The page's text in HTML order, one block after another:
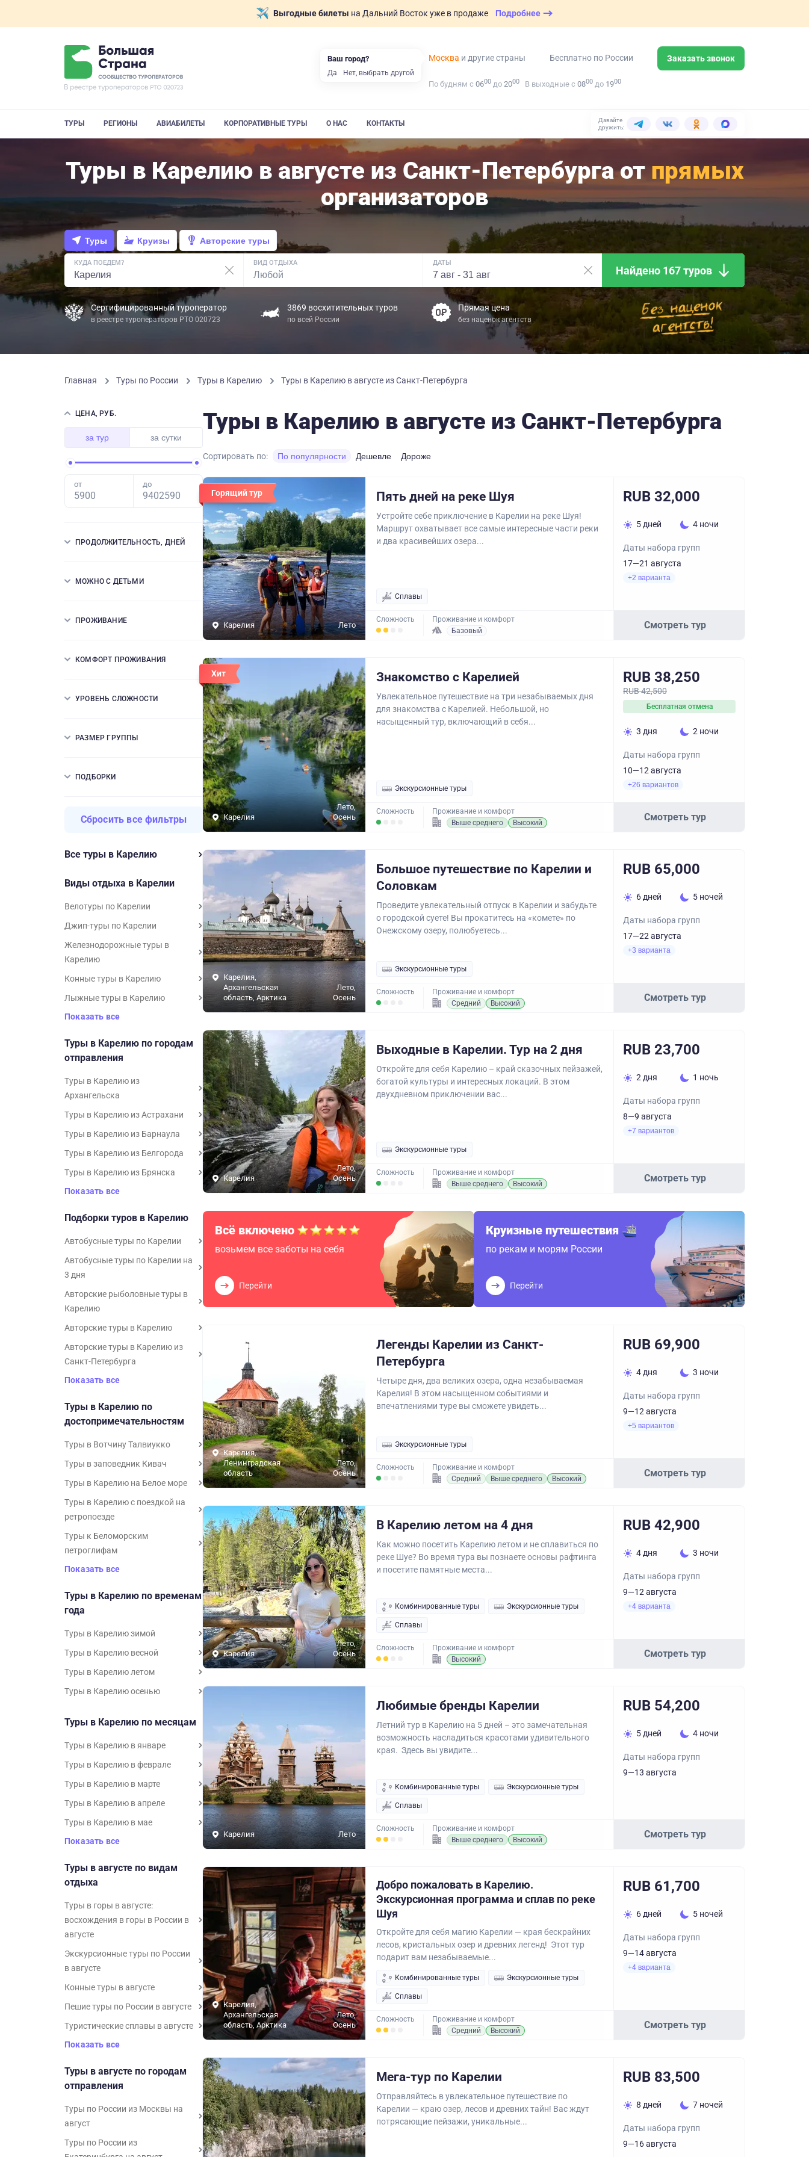
Выгодные билеты на Дальний Восток уже в продаже Подробнее
Москва и другие страны Бесплатно по России Заказать звонок
По будням с 0600 до 2000 В выходные с 0800 до 1900
ТУРЫ РЕГИОНЫ АВИАБИЛЕТЫ КОРПОРАТИВНЫЕ ТУРЫ О НАС КОНТАКТЫ
Давайте
дружить:
Туры в Карелию в августе из Санкт-Петербурга отпрямых
организаторов
Туры Круизы Авторские туры
КУДА ПОЕДЕМ? ВИД ОТДЫХА ДАТЫ
Найдено 167 туров
Сертифицированный туроператор
в реестре туроператоров РТО 020723
3869 восхитительных туров
по всей России
Прямая цена
без наценок агентств
Главная Туры по России Туры в Карелию Туры в Карелию в августе из Санкт-Петербурга
ЦЕНА, РУБ.
за тур за сутки
от до
ПРОДОЛЖИТЕЛЬНОСТЬ, ДНЕЙ
МОЖНО С ДЕТЬМИ
ПРОЖИВАНИЕ
КОМФОРТ ПРОЖИВАНИЯ
УРОВЕНЬ СЛОЖНОСТИ
РАЗМЕР ГРУППЫ
ПОДБОРКИ
Сбросить все фильтры
Все туры в Карелию
Виды отдыха в Карелии
Велотуры по Карелии
Джип-туры по Карелии
Железнодорожные туры в
Карелию
Конные туры в Карелию
Лыжные туры в Карелию
Показать все
Туры в Карелию по городам
отправления
Туры в Карелию из
Архангельска
Туры в Карелию из Астрахани
Туры в Карелию из Барнаула
Туры в Карелию из Белгорода
Туры в Карелию из Брянска
Показать все
Подборки туров в Карелию
Автобусные туры по Карелии
Автобусные туры по Карелии на
3 дня
Авторские рыболовные туры в
Карелию
Авторские туры в Карелию
Авторские туры в Карелию из
Санкт-Петербурга
Показать все
Туры в Карелию по
достопримечательностям
Туры в Вотчину Талвиукко
Туры в заповедник Кивач
Туры в Карелию на Белое море
Туры в Карелию с поездкой на
ретропоезде
Туры к Беломорским
петроглифам
Показать все
Туры в Карелию по временам
года
Туры в Карелию зимой
Туры в Карелию весной
Туры в Карелию летом
Туры в Карелию осенью
Туры в Карелию по месяцам
Туры в Карелию в январе
Туры в Карелию в феврале
Туры в Карелию в марте
Туры в Карелию в апреле
Туры в Карелию в мае
Показать все
Туры в августе по видам
отдыха
Туры в горы в августе:
восхождения в горы в России в
августе
Экскурсионные туры по России
в августе
Конные туры в августе
Пешие туры по России в августе
Туристические сплавы в августе
Показать все
Туры в августе по городам
отправления
Туры по России из Москвы на
август
Туры по России из
Туры в Карелию в августе из Санкт-Петербурга
Сортировать по: По популярности Дешевле Дороже
Горящий тур
Карелия Лето
Пять дней на реке Шуя
Устройте себе приключение в Карелии на реке Шуя!
Маршрут охватывает все самые интересные части реки
и два красивейших озера...
Сплавы
Сложность
Проживание и комфорт
Базовый
RUB 32,000
5 дней 4 ночи
Даты набора групп
17—21 августа
+2 варианта
Смотреть тур
Хит
Карелия
Лето,
Осень
Знакомство с Карелией
Увлекательное путешествие на три незабываемых дня
для знакомства с Карелией. Небольшой, но
насыщенный тур, включающий в себя...
Экскурсионные туры
Сложность
Проживание и комфорт
Выше среднего
Высокий
RUB 38,250
RUB 42,500
Бесплатная отмена
3 дня 2 ночи
Даты набора групп
10—12 августа
+26 вариантов
Смотреть тур
Карелия,
Архангельская
область, Арктика
Лето,
Осень
Большое путешествие по Карелии и
Соловкам
Проведите увлекательный отпуск в Карелии и забудьте
о городской суете! Вы прокатитесь на «комете» по
Онежскому озеру, полюбуетесь...
Экскурсионные туры
Сложность
Проживание и комфорт
Средний
Высокий
RUB 65,000
6 дней 5 ночей
Даты набора групп
17—22 августа
+3 варианта
Смотреть тур
Карелия
Лето,
Осень
Выходные в Карелии. Тур на 2 дня
Откройте для себя Карелию – край сказочных пейзажей,
богатой культуры и интересных локаций. В этом
двухдневном приключении вас...
Экскурсионные туры
Сложность
Проживание и комфорт
Выше среднего
Высокий
RUB 23,700
2 дня 1 ночь
Даты набора групп
8—9 августа
+7 вариантов
Смотреть тур
Всё включено
возьмем все заботы на себя
Перейти
Круизные путешествия
по рекам и морям России
Перейти
Карелия,
Ленинградская
область
Лето,
Осень
Легенды Карелии из Санкт-
Петербурга
Четыре дня, два великих озера, одна незабываемая
Карелия! В этом насыщенном событиями и
впечатлениями туре вы сможете увидеть...
Экскурсионные туры
Сложность
Проживание и комфорт
Средний
Выше среднего Высокий
RUB 69,900
4 дня 3 ночи
Даты набора групп
9—12 августа
+5 вариантов
Смотреть тур
Карелия
Лето,
Осень
В Карелию летом на 4 дня
Как можно посетить Карелию летом и не сплавиться по
реке Шуе? Во время тура вы познаете основы рафтинга
и посетите памятные места...
Комбинированные туры Экскурсионные туры
Сплавы
Сложность
Проживание и комфорт
Высокий
RUB 42,900
4 дня 3 ночи
Даты набора групп
9—12 августа
+4 варианта
Смотреть тур
Карелия Лето
Любимые бренды Карелии
Летний тур в Карелию на 5 дней – это замечательная
возможность насладиться красотами удивительного
края. Здесь вы увидите...
Комбинированные туры Экскурсионные туры
Сплавы
Сложность
Проживание и комфорт
Выше среднего
Высокий
RUB 54,200
5 дней 4 ночи
Даты набора групп
9—13 августа
Смотреть тур
Карелия,
Архангельская
область, Арктика
Лето,
Осень
Добро пожаловать в Карелию.
Экскурсионная программа и сплав по реке
Шуя
Откройте для себя магию Карелии — края бескрайних
лесов, кристальных озер и древних легенд! Этот тур
подарит вам незабываемые...
Комбинированные туры Экскурсионные туры
Сплавы
Сложность
Проживание и комфорт
Средний
Высокий
RUB 61,700
6 дней 5 ночей
Даты набора групп
9—14 августа
+4 варианта
Смотреть тур
Мега-тур по Карелии
Отправляйтесь в увлекательное путешествие по
Карелии — краю озер, лесов и древних тайн! Вас ждут
потрясающие пейзажи, уникальные...
RUB 83,500
8 дней 7 ночей
Даты набора групп
9—16 августа
Ваш город?
Да Нет, выбрать другой